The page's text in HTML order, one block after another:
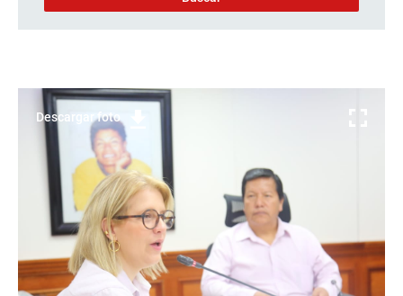
Descargar foto